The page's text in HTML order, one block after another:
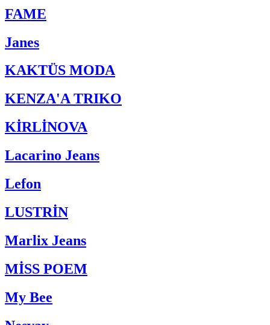
FAME
Janes
KAKTÜS MODA
KENZA'A TRIKO
KİRLİNOVA
Lacarino Jeans
Lefon
LUSTRİN
Marlix Jeans
MİSS POEM
My Bee